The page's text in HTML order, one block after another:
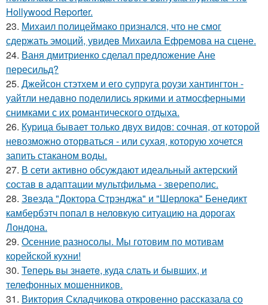
Hollywood Reporter.
23. Михаил полицеймако признался, что не смог
сдержать эмоций, увидев Михаила Ефремова на сцене.
24. Ваня дмитриенко сделал предложение Ане
пересильд?
25. Джейсон стэтхем и его супруга роузи хантингтон -
уайтли недавно поделились яркими и атмосферными
снимками с их романтического отдыха.
26. Курица бывает только двух видов: сочная, от которой
невозможно оторваться - или сухая, которую хочется
запить стаканом воды.
27. В сети активно обсуждают идеальный актерский
состав в адаптации мультфильма - звереполис.
28. Звезда "Доктора Стрэнджа" и "Шерлока" Бенедикт
камбербэтч попал в неловкую ситуацию на дорогах
Лондона.
29. Осенние разносолы. Мы готовим по мотивам
корейской кухни!
30. Теперь вы знaетe, куда слать и бывших, и
телeфонныx мошенников.
31. Виктория Складчикова откровенно рассказала со